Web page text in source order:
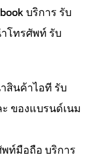
บริการ รับ
โทรศัพท์ รับ
สินค้าไอที รับ
ของแบรนด์เนม
ท์มือถือ บริการ